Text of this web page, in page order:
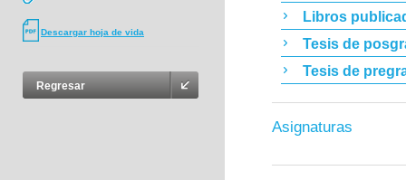
Descargar hoja de vida
Regresar
Libros
Tesis de
Tesis de
Asignaturas